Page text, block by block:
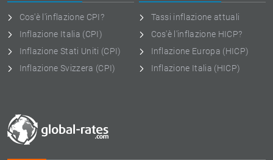
Cos'è l'inflazione CPI?
Inflazione Italia (CPI)
Inflazione Stati Uniti (CPI)
Inflazione Svizzera (CPI)
Tassi inflazione attuali
Cos'è l'inflazione HICP?
Inflazione Europa (HICP)
Inflazione Italia (HICP)